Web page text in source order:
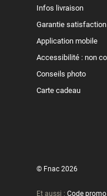
Infos livraison
Garantie satisfaction
Application mobile
Accessibilité : non
Conseils photo
Carte cadeau
© Fnac 2026
Et aussi : Code